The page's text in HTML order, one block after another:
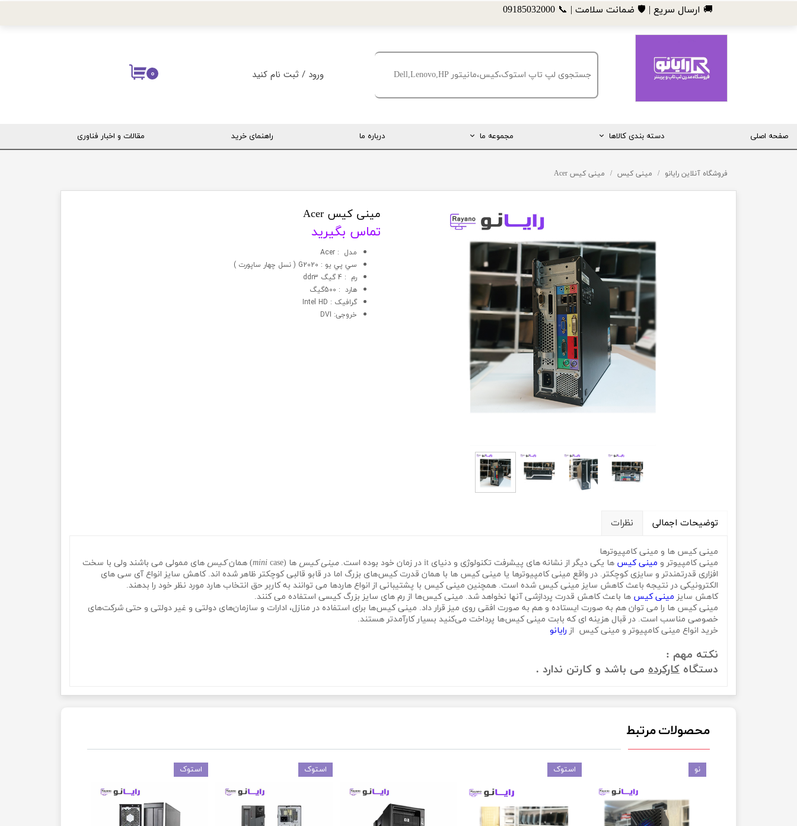
۰ ورود / ثبت نام کنید
صفحه اصلی دسته بندی کالاها
لپ تاپ
ماشین های اداری (پرینتر، کپی و ...)
حسابداری
مجموعه ما
اینستاگرام
تلگرام
تماس با ما
درباره ما راهنمای خرید مقالات و اخبار فناوری
​🚚 ارسال سریع | 🛡️ ضمانت سلامت | 📞 09185032000
فروشگاه آنلاین رایانو مینی کیس مینی کیس Acer
مینی کیس Acer
تماس بگیرید
مدل : Acer
سي پي يو : G2020 ( نسل چهار ساپورت )
رم : 4 گیگ ddr3
هارد : 500گیگ
گرافيک : Intel HD
خروجی: DVI
توضیحات اجمالی نظرات
مینی کیس ها و مینی کامپیوترها
مینی کامپیوتر و مینی کیس ها یکی دیگر از نشانه های پیشرفت تکنولوژی و دنیای it در زمان خود بوده است. مینی کیس ها ( mini case) همان کیس های ممولی می باشند ولی با سخت
افزاری قدرتمندتر و سایزی کوچکتر. در واقع مینی کامپیوترها یا مینی کیس ها با همان قدرت کیس‌های بزرگ اما در قابو قالبی کوچکتر ظاهر شده اند. کاهش سایز انواع آی سی های
الکترونیکی در نتیجه باعث کاهش سایز مینی کیس شده است. همچنین مینی کیس با پشتیبانی از انواع هاردها می توانند به کاربر حق انتخاب هارد مورد نظر خود را بدهند.
کاهش سایز مینی کیس ها باعث کاهش قدرت پردازشی آنها نخواهد شد. مینی کیس‌ها از رم های سایز بزرگ کیسی استفاده می کنند.
مینی کیس ها را می توان هم به صورت ایستاده و هم به صورت افقی روی میز قرار داد. مینی کیس‌ها برای استفاده در منازل، ادارات و سازمان‌های دولتی و غیر دولتی و حتی شرکت‌های
خصوصی مناسب است. در قبال هزینه ای که بابت مینی کیس‌ها پرداخت می‌کنید بسیار کارآمدتر هستند.
خرید انواع مینی کامپیوتر و مینی کیس از رایانو
نکته مهم :
دستگاه کارکرده می باشد و کارتن ندارد .
محصولات مرتبط
استوک استوک استوک نو